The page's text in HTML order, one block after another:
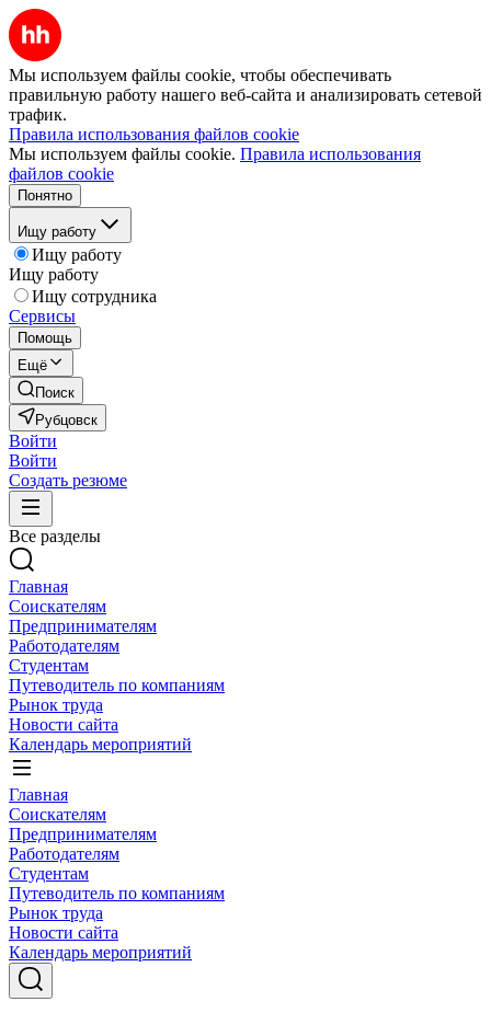
Мы используем файлы cookie, чтобы обеспечивать
правильную работу нашего веб-сайта и анализировать сетевой
трафик.
Правила использования файлов cookie
Мы используем файлы cookie. Правила использования
файлов cookie
Понятно
Ищу работу
Ищу работу
Ищу работу
Ищу сотрудника
Сервисы
Помощь
Ещё
Поиск
Рубцовск
Войти
Войти
Создать резюме
Все разделы
Главная
Соискателям
Предпринимателям
Работодателям
Студентам
Путеводитель по компаниям
Рынок труда
Новости сайта
Календарь мероприятий
Главная
Соискателям
Предпринимателям
Работодателям
Студентам
Путеводитель по компаниям
Рынок труда
Новости сайта
Календарь мероприятий